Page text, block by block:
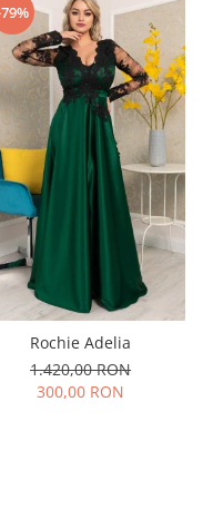
Rochie Adelia
1.420,00 RON
300,00 RON